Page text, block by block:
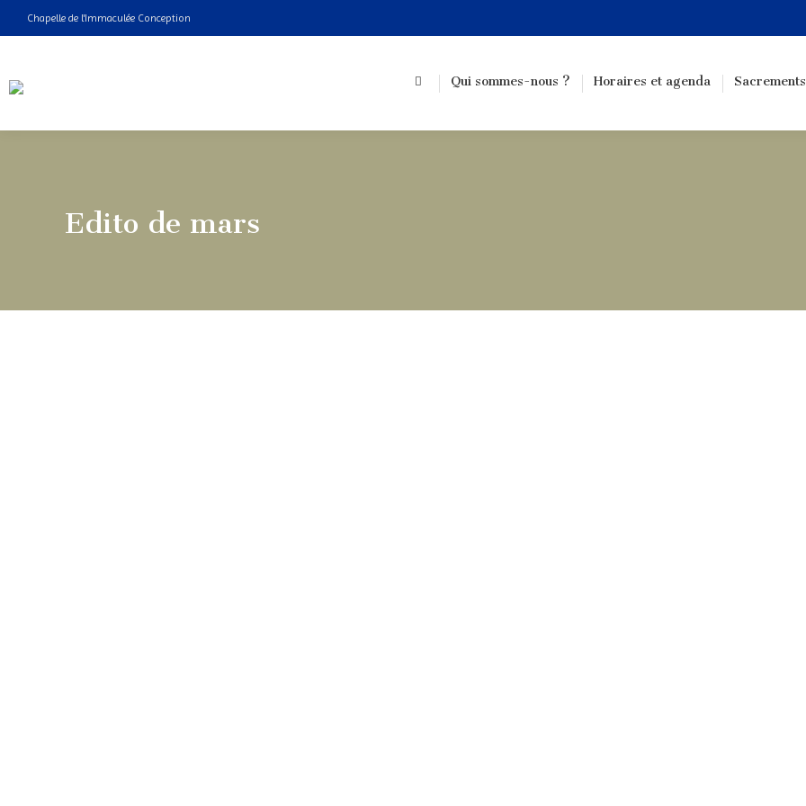
Chapelle de l'Immaculée Conception
Qui sommes-nous ? Horaires et agenda Sacrements
Edito de mars